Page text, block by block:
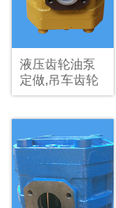
液压齿轮油泵
定做,吊车齿轮
油泵生产